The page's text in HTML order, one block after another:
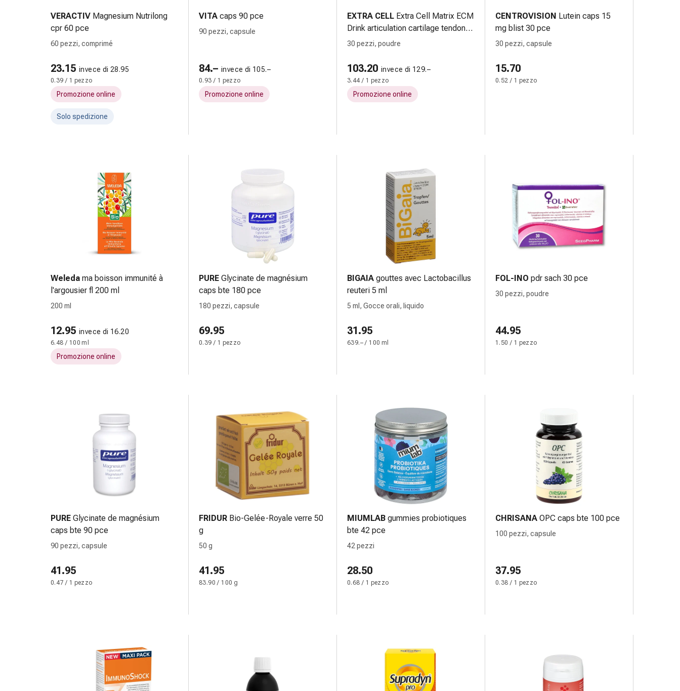
scottature
Set
di
Medicazioni
Unguenti
e
delle
vescicante
medicali
Occhi
Dolore
all'orecchio
Igiene
dell'orecchio
Medicazioni
oftalmiche
per
la
tosse
di
gola
VERACTIV Magnesium Nutrilong
cpr 60 pce
60 pezzi, comprimé
23.15 invece di 28.95
0.39 / 1 pezzo
Promozione online
Solo spedizione
VITA caps 90 pce
90 pezzi, capsule
84.– invece di 105.–
0.93 / 1 pezzo
Promozione online
EXTRA CELL Extra Cell Matrix ECM
Drink articulation cartilage tendons
ligaments et os Arôme fruits rouges
30 pezzi, poudre
103.20 invece di 129.–
3.44 / 1 pezzo
Promozione online
CENTROVISION Lutein caps 15
mg blist 30 pce
30 pezzi, capsule
15.70
0.52 / 1 pezzo
Weleda ma boisson immunité à
l'argousier fl 200 ml
200 ml
12.95 invece di 16.20
6.48 / 100 ml
Promozione online
PURE Glycinate de magnésium
caps bte 180 pce
180 pezzi, capsule
69.95
0.39 / 1 pezzo
BIGAIA gouttes avec Lactobacillus
reuteri 5 ml
5 ml, Gocce orali, liquido
31.95
639.– / 100 ml
FOL-INO pdr sach 30 pce
30 pezzi, poudre
44.95
1.50 / 1 pezzo
PURE Glycinate de magnésium
caps bte 90 pce
90 pezzi, capsule
41.95
0.47 / 1 pezzo
FRIDUR Bio-Gelée-Royale verre 50
g
50 g
41.95
83.90 / 100 g
MIUMLAB gummies probiotiques
bte 42 pce
42 pezzi
28.50
0.68 / 1 pezzo
CHRISANA OPC caps bte 100 pce
100 pezzi, capsule
37.95
0.38 / 1 pezzo